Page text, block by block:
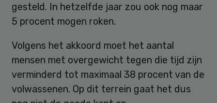
gesteld. In hetzelfde jaar zou ook nog maar
5 procent mogen roken.
Volgens het akkoord moet het aantal
mensen met overgewicht tegen die tijd zijn
verminderd tot maximaal 38 procent van de
volwassenen. Op dit terrein gaat het dus